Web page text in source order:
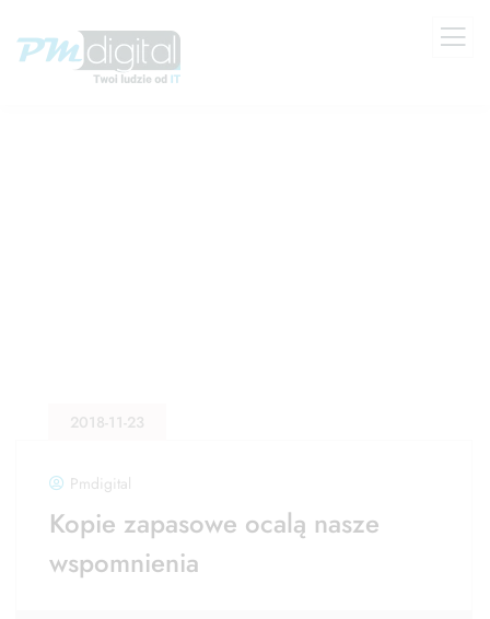
2018-11-23
Pmdigital
Kopie zapasowe ocalą nasze
wspomnienia